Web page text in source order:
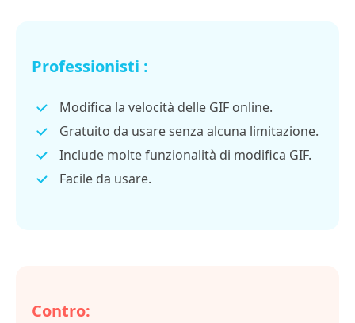
Professionisti :
Modifica la velocità delle GIF online.
Gratuito da usare senza alcuna limitazione.
Include molte funzionalità di modifica GIF.
Facile da usare.
Contro: